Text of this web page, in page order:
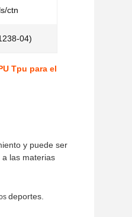
ctn
04)
Tpu para el
y puede ser
las materias
deportes.